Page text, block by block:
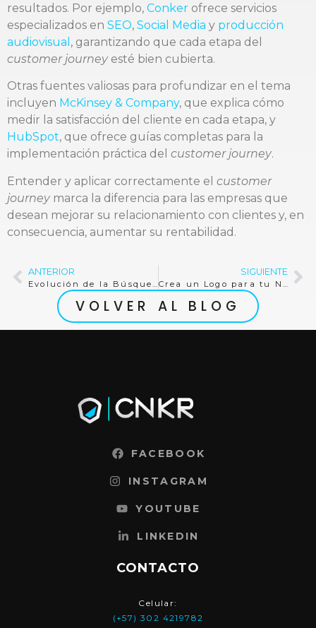
resultados. Por ejemplo, Conker ofrece servicios
especializados en SEO, Social Media y producción
audiovisual , garantizando que cada etapa del
customer journeyesté bien cubierta.
Otras fuentes valiosas para profundizar en el tema
incluyen McKinsey & Company, que explica cómo
medir la satisfacción del cliente en cada etapa, y
HubSpot, que ofrece guías completas para la
implementación práctica del customer journey.
Entender y aplicar correctamente el customer
journeymarca la diferencia para las empresas que
desean mejorar su relacionamiento con clientes y, en
consecuencia, aumentar su rentabilidad.
ANTERIOR
Evolución de la Búsqueda: Del Asistente de Voz a los Motores de IA
SIGUIENTE
Crea un Logo para tu Negocio con Inteligencia Artificial: Guía Práctica
VOLVER AL BLOG
FACEBOOK
INSTAGRAM
YOUTUBE
LINKEDIN
CONTACTO
Celular:
(+57) 302 4219782